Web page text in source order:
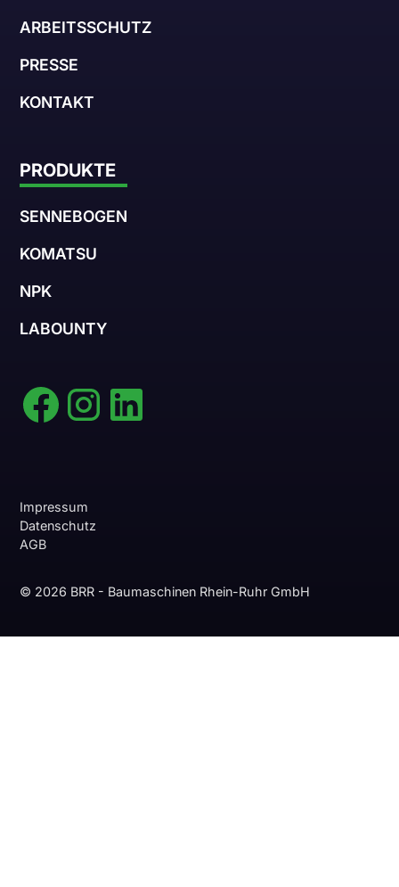
ARBEITSSCHUTZ
PRESSE
KONTAKT
PRODUKTE
SENNEBOGEN
KOMATSU
NPK
LABOUNTY
© 2026 BRR - Baumaschinen Rhein-Ruhr GmbH
Impressum
Datenschutz
AGB